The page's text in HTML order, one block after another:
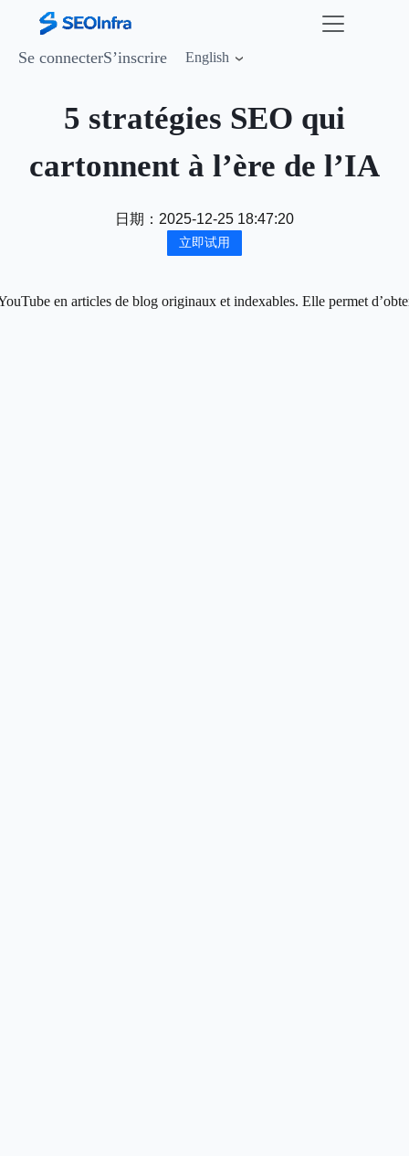
Se connecterS’inscrire English
5 stratégies SEO qui
cartonnent à l’ère de l’IA
日期： 2025-12-25 18:47:20
立即试用
en articles de blog originaux et indexables. Elle permet